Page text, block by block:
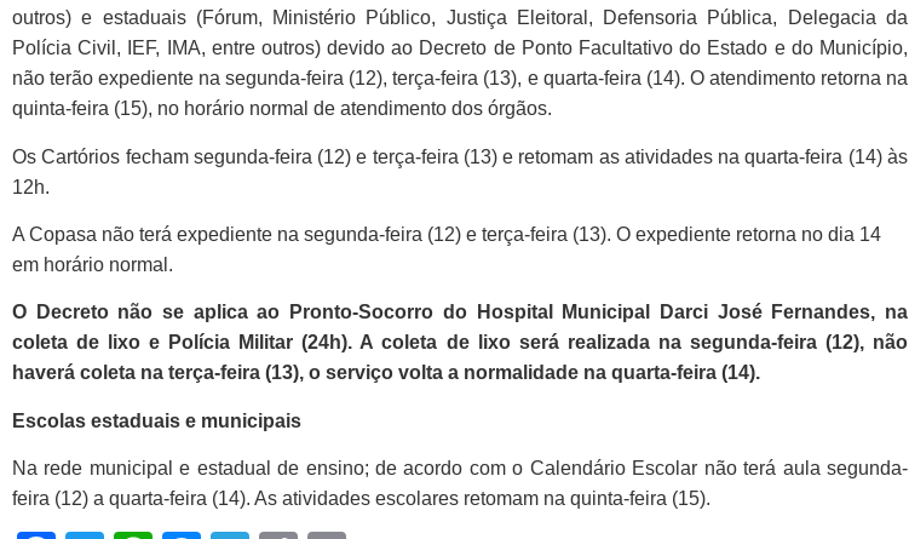
outros) e estaduais (Fórum, Ministério Público, Justiça Eleitoral, Defensoria Pública, Delegacia da
Polícia Civil, IEF, IMA, entre outros) devido ao Decreto de Ponto Facultativo do Estado e do Município,
não terão expediente na segunda-feira (12), terça-feira (13), e quarta-feira (14). O atendimento retorna na
quinta-feira (15), no horário normal de atendimento dos órgãos.
Os Cartórios fecham segunda-feira (12) e terça-feira (13) e retomam as atividades na quarta-feira (14) às
12h.
A Copasa não terá expediente na segunda-feira (12) e terça-feira (13). O expediente retorna no dia 14
em horário normal.
O Decreto não se aplica ao Pronto-Socorro do Hospital Municipal Darci José Fernandes, na
coleta de lixo e Polícia Militar (24h). A coleta de lixo será realizada na segunda-feira (12), não
haverá coleta na terça-feira (13), o serviço volta a normalidade na quarta-feira (14).
Escolas estaduais e municipais
Na rede municipal e estadual de ensino; de acordo com o Calendário Escolar não terá aula segunda-
feira (12) a quarta-feira (14). As atividades escolares retomam na quinta-feira (15).